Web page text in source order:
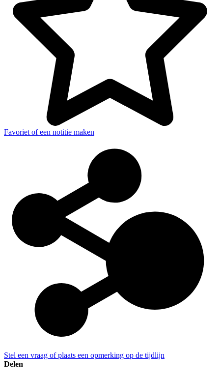
Favoriet of een notitie maken
Stel een vraag of plaats een opmerking op de tijdlijn
Delen